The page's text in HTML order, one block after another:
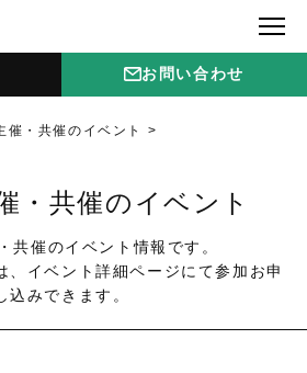
お問い合わせ
催・共催のイベント
・共催のイベント
共催のイベント情報です。
、イベント詳細ページにて参加お申
込みできます。